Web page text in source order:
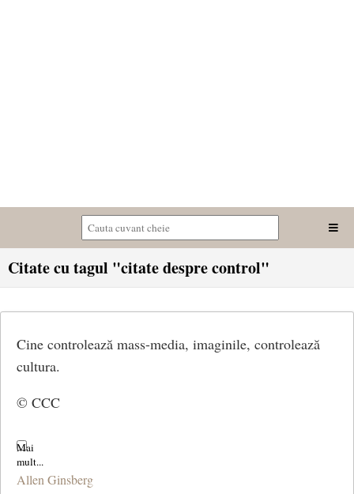
Citate cu tagul "citate despre control"
Cine controlează mass-media, imaginile, controlează
cultura.
© CCC
Allen Ginsberg